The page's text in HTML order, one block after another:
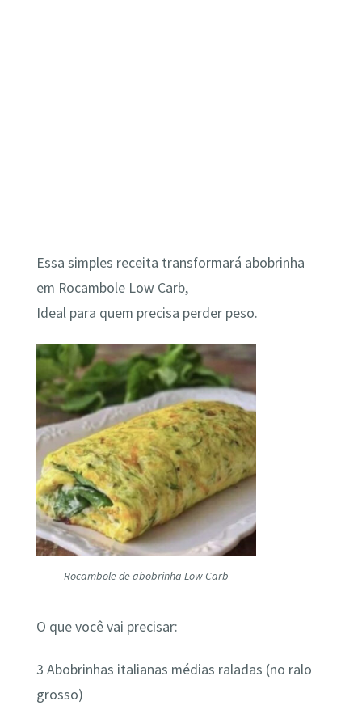
Essa simples receita transformará abobrinha
em Rocambole Low Carb,
Ideal para quem precisa perder peso.
Rocambole de abobrinha⁣ Low Carb
O que você vai precisar:
3 Abobrinhas italianas médias raladas (no ralo
grosso)